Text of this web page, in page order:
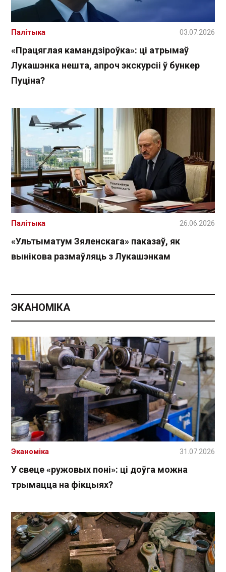
«Працяглая камандзіроўка»: ці атрымаў
Лукашэнка нешта, апроч экскурсіі ў бункер
Пуціна?
Палітыка 03.07.2026
«Ультыматум Зяленскага» паказаў, як
вынікова размаўляць з Лукашэнкам
Палітыка 26.06.2026
ЭКАНОМІКА
У свеце «ружовых поні»: ці доўга можна
трымацца на фікцыях?
Эканоміка 31.07.2026